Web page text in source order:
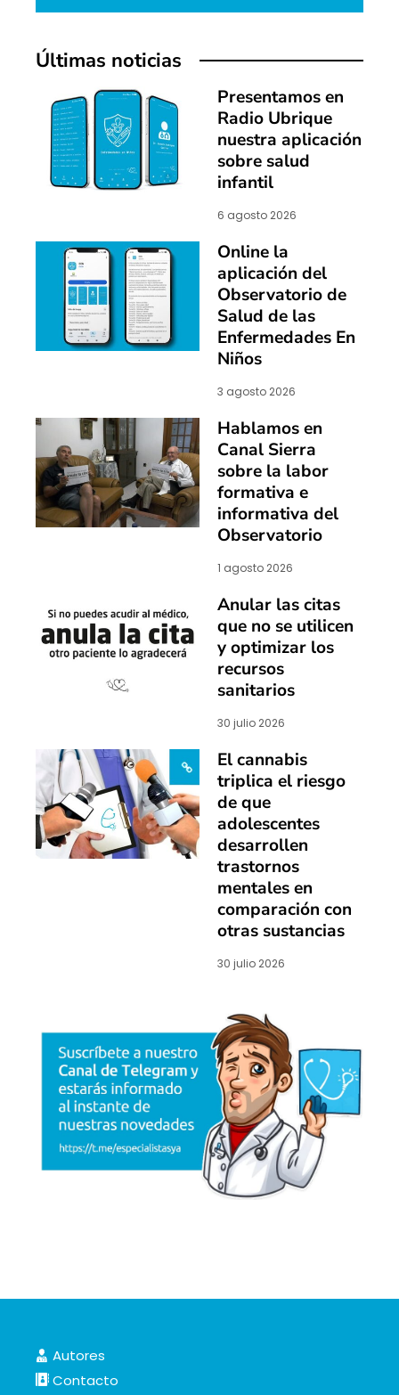
Últimas noticias
Presentamos en
Radio Ubrique
nuestra aplicación
sobre salud
infantil
6 agosto 2026
Online la
aplicación del
Observatorio de
Salud de las
Enfermedades En
Niños
3 agosto 2026
Hablamos en
Canal Sierra
sobre la labor
formativa e
informativa del
Observatorio
1 agosto 2026
Anular las citas
que no se utilicen
y optimizar los
recursos
sanitarios
30 julio 2026
El cannabis
triplica el riesgo
de que
adolescentes
desarrollen
trastornos
mentales en
comparación con
otras sustancias
30 julio 2026
Autores
Contacto